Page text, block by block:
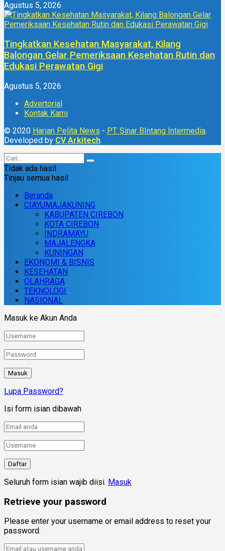
Agustus 5, 2026
Tingkatkan Kesehatan Masyarakat, Kilang
Balongan Gelar Pemeriksaan Kesehatan Rutin dan
Edukasi Perawatan Gigi
Agustus 5, 2026
Advertorial
Kontak Kami
© 2020 Harian Pelita News - PT. Sinar BIntang Intermedia.
Developed by CV Arkitech.
Tidak ada hasil
Tinjau semua hasil
Beranda
CIAYUMAJAKUNING
KABUPATEN CIREBON
KOTA CIREBON
INDRAMAYU
MAJALENGKA
KUNINGAN
EKONOMI & BISNIS
KESEHATAN
OLAHRAGA
TEKNOLOGI
NASIONAL
Masuk ke Akun Anda
Lupa Password?
Isi form isian dibawah
Seluruh form isian wajib diisi. Masuk
Retrieve your password
Please enter your username or email address to reset your
password.